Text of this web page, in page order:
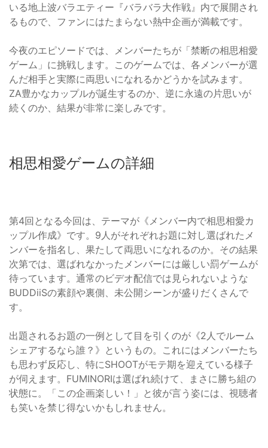
いる地上波バラエティー『バラバラ大作戦』内で展開され
るもので、ファンにはたまらない熱中企画が満載です。
今夜のエピソードでは、メンバーたちが「禁断の相思相愛
ゲーム」に挑戦します。このゲームでは、各メンバーが選
んだ相手と実際に両思いになれるかどうかを試みます。
ZA豊かなカップルが誕生するのか、逆に永遠の片思いが
続くのか、結果が非常に楽しみです。
相思相愛ゲームの詳細
第4回となる今回は、テーマが《メンバー内で相思相愛カ
ップル作成》です。9人がそれぞれお題に対し選ばれたメ
ンバーを指名し、果たして両思いになれるのか。その結果
次第では、選ばれなかったメンバーには厳しい罰ゲームが
待っています。通常のビデオ配信では見られないような
BUDDiiSの素顔や裏側、未公開シーンが盛りだくさんで
す。
出題されるお題の一例として目を引くのが《2人でルーム
シェアするなら誰？》というもの。これにはメンバーたち
も思わず反応し、特にSHOOTがモテ期を迎えている様子
が伺えます。FUMINORIは選ばれ続けて、まさに勝ち組の
状態に。「この企画楽しい！」と彼が言う姿には、視聴者
も笑いを禁じ得ないかもしれません。